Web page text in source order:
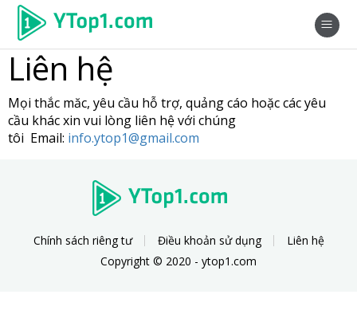
Liên hệ
Mọi thắc măc, yêu cầu hỗ trợ, quảng cáo hoặc các yêu
cầu khác xin vui lòng liên hệ với chúng
tôi Email: info.ytop1@gmail.com
Chính sách riêng tư Điều khoản sử dụng
Liên hệ
Copyright © 2020 - ytop1.com